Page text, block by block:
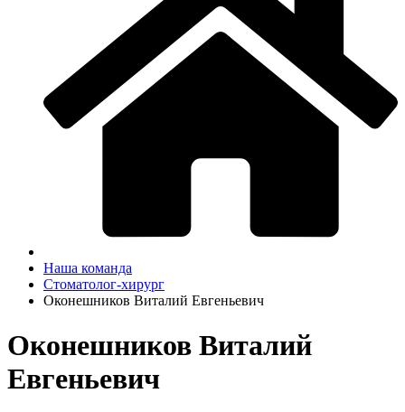
Наша команда
Cтоматолог-хирург
Оконешников Виталий Евгеньевич
Оконешников Виталий
Евгеньевич